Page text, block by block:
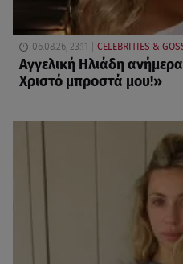
06.08.26, 23:11 CELEBRITIES &
Αγγελική Ηλιάδη
Χριστό μπροστά μου!»